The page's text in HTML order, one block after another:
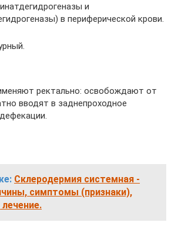
и
в периферической крови.
ректально: освобождают от
вводят в заднепроходное
Склеродермия системная -
симптомы (признаки),